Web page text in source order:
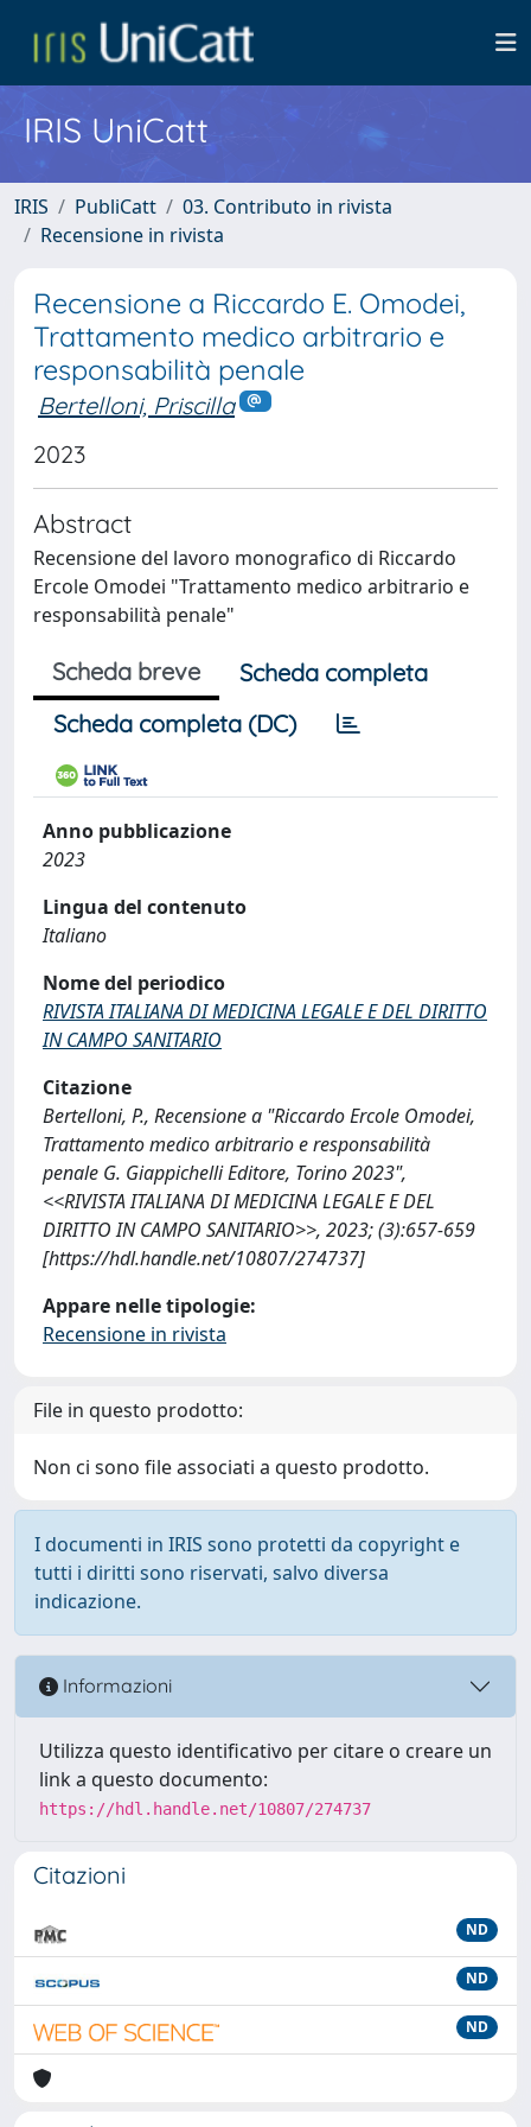
IRIS UniCatt
IRIS PubliCatt
03. Contributo in rivista
Recensione in rivista
Recensione a Riccardo E. Omodei,
Trattamento medico arbitrario e
responsabilità penale
Bertelloni, Priscilla
2023
Abstract
Recensione del lavoro monografico di Riccardo
Ercole Omodei "Trattamento medico arbitrario e
responsabilità penale"
Scheda breve
Scheda completa
Scheda completa (DC)
Anno pubblicazione
2023
Lingua del contenuto
Italiano
Nome del periodico
RIVISTA ITALIANA DI MEDICINA LEGALE E DEL DIRITTO
IN CAMPO SANITARIO
Citazione
Bertelloni, P., Recensione a "Riccardo Ercole Omodei,
Trattamento medico arbitrario e responsabilità
penale G. Giappichelli Editore, Torino 2023",
<<RIVISTA ITALIANA DI MEDICINA LEGALE E DEL
DIRITTO IN CAMPO SANITARIO>>, 2023; (3):657-659
[https://hdl.handle.net/10807/274737]
Appare nelle tipologie:
Recensione in rivista
File in questo prodotto:
Non ci sono file associati a questo prodotto.
I documenti in IRIS sono protetti da copyright e
tutti i diritti sono riservati, salvo diversa
indicazione.
Informazioni
Utilizza questo identificativo per citare o creare un
link a questo documento:
https://hdl.handle.net/10807/274737
Citazioni
ND
ND
ND